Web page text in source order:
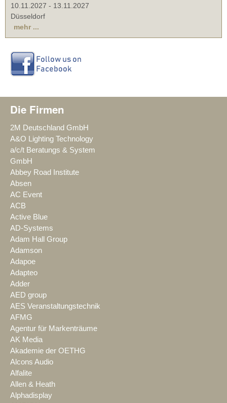
10.11.2027 - 13.11.2027
Düsseldorf
mehr ...
Die Firmen
2M Deutschland GmbH
A&O Lighting Technology
a/c/t Beratungs & System
GmbH
Abbey Road Institute
Absen
AC Event
ACB
Active Blue
AD-Systems
Adam Hall Group
Adamson
Adapoe
Adapteo
Adder
AED group
AES Veranstaltungstechnik
AFMG
Agentur für Markenträume
AK Media
Akademie der OETHG
Alcons Audio
Alfalite
Allen & Heath
Alphadisplay